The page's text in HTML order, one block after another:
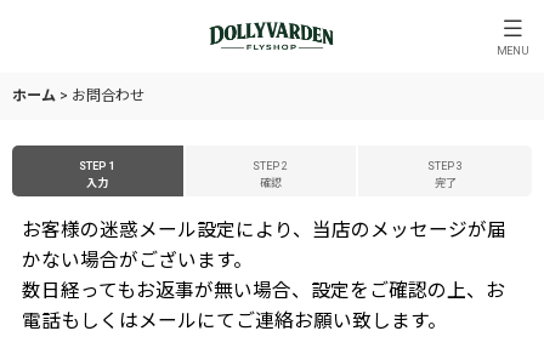
MENU
ホーム > お問合わせ
STEP 1
入力
STEP 2
確認
STEP 3
完了
お客様の迷惑メール設定により、当店のメッセージが届
かない場合がございます。
数日経ってもお返事が無い場合、設定をご確認の上、お
電話もしくはメールにてご連絡お願い致します。